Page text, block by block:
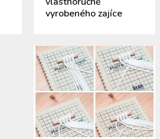
vyrobeného zajíce